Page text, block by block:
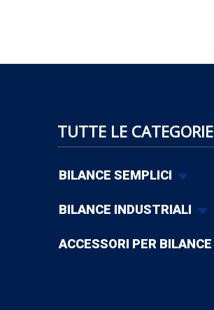
TUTTE LE CATEGORIE
BILANCE SEMPLICI
BILANCE INDUSTRIALI
ACCESSORI PER BILANCE